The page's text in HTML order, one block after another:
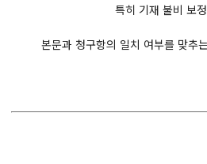
특히 기재 불비 보
본문과 청구항의 일치 여부를 맞추